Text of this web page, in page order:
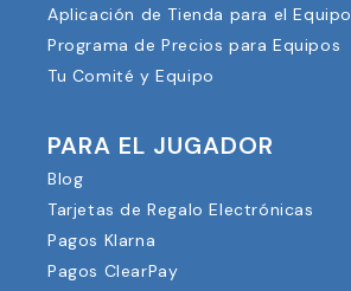
Aplicación de Tienda para el Equipo
Programa de Precios para Equipos
Tu Comité y Equipo
PARA EL JUGADOR
Blog
Tarjetas de Regalo Electrónicas
Pagos Klarna
Pagos ClearPay